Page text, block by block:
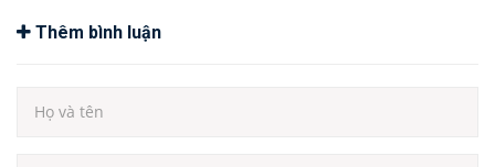
Thêm bình luận